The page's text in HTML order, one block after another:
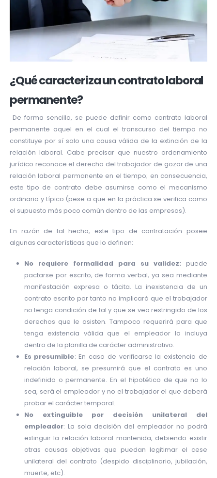
¿Qué caracteriza un contrato laboral
permanente?
De forma sencilla, se puede definir como contrato laboral
permanente aquel en el cual el transcurso del tiempo no
constituye por sí solo una causa válida de la extinción de la
relación laboral. Cabe precisar que nuestro ordenamiento
jurídico reconoce el derecho del trabajador de gozar de una
relación laboral permanente en el tiempo; en consecuencia,
este tipo de contrato debe asumirse como el mecanismo
ordinario y típico (pese a que en la práctica se verifica como
el supuesto más poco común dentro de las empresas).
En razón de tal hecho, este tipo de contratación posee
algunas características que lo definen:
No requiere formalidad para su validez: puede
pactarse por escrito, de forma verbal, ya sea mediante
manifestación expresa o tácita. La inexistencia de un
contrato escrito por tanto no implicará que el trabajador
no tenga condición de tal y que se vea restringido de los
derechos que le asisten. Tampoco requerirá para que
tenga existencia válida que el empleador lo incluya
dentro de la planilla de carácter administrativo.
Es presumible: En caso de verificarse la existencia de
relación laboral, se presumirá que el contrato es uno
indefinido o permanente. En el hipotético de que no lo
sea, será el empleador y no el trabajador el que deberá
probar el carácter temporal.
No extinguible por decisión unilateral del
empleador: La sola decisión del empleador no podrá
extinguir la relación laboral mantenida, debiendo existir
otras causas objetivas que puedan legitimar el cese
unilateral del contrato (despido disciplinario, jubilación,
muerte, etc).